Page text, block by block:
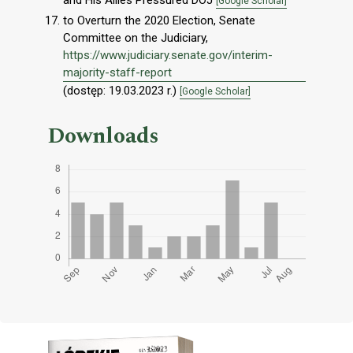
to Overturn the 2020 Election, Senate
Committee on the Judiciary,
https://www.judiciary.senate.gov/interim-
majority-staff-report
(dostęp: 19.03.2023 r.) [Google Scholar]
Downloads
Cover image